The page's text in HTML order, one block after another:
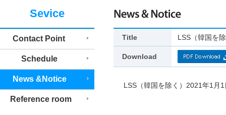
Sevice
Contact Point
Schedule
News &Notice
Reference room
Title LSS（韓国を
Download
LSS（韓国を除く）2021年1月